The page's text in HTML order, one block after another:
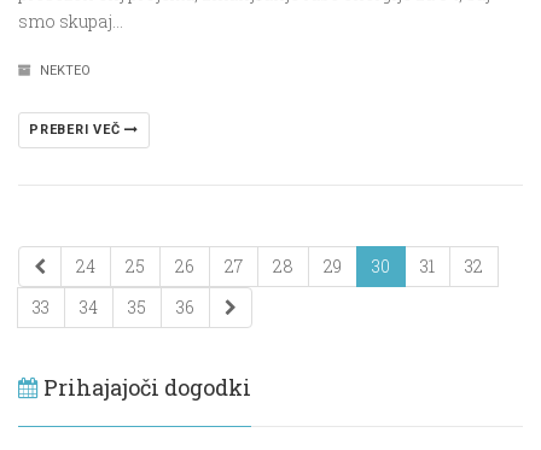
smo skupaj…
NEKTEO
PREBERI VEČ
24 25 26 27 28 29 30 31
32
33
34 35 36
Prihajajoči dogodki